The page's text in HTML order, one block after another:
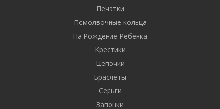
Печатки
Помолвочные кольца
На Рождение Ребенка
Крестики
Цепочки
Браслеты
Серьги
Запонки